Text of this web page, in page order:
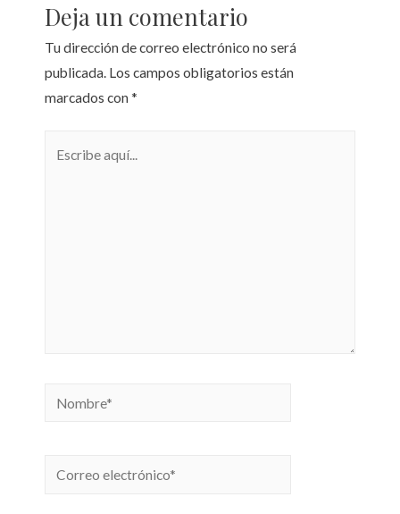
Deja un comentario
Tu dirección de correo electrónico no será
publicada. Los campos obligatorios están
marcados con *